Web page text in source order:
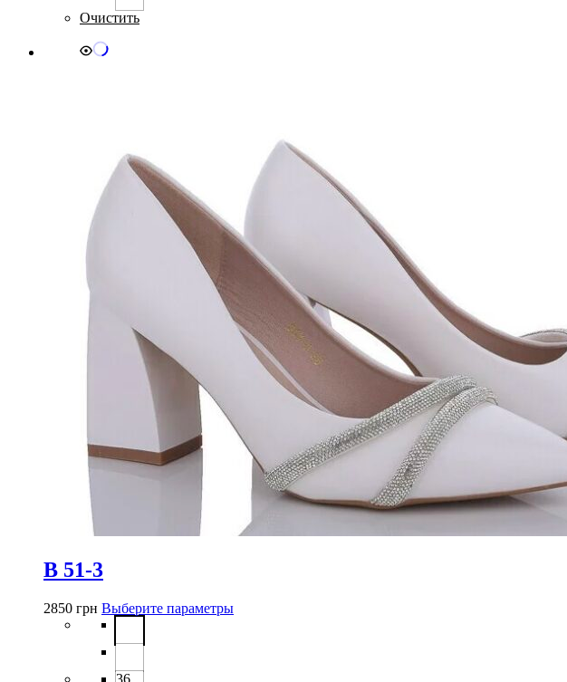
Очистить
B 51-3
2850 грн Выберите параметрыЭтот